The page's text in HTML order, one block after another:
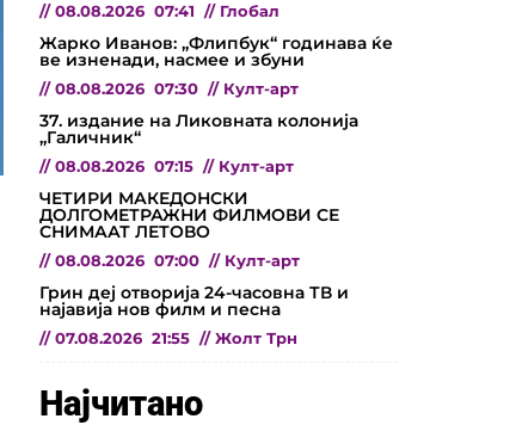
// 08.08.2026 07:41 // Глобал
Жарко Иванов: „Флипбук“ годинава ќе
ве изненади, насмее и збуни
// 08.08.2026 07:30 // Култ-арт
37. издание на Ликовната колонија
„Галичник“
// 08.08.2026 07:15 // Култ-арт
ЧЕТИРИ МАКЕДОНСКИ
ДОЛГОМЕТРАЖНИ ФИЛМОВИ СЕ
СНИМААТ ЛЕТОВО
// 08.08.2026 07:00 // Култ-арт
Грин деј отворија 24-часовна ТВ и
најавија нов филм и песна
// 07.08.2026 21:55 // Жолт Трн
Најчитано